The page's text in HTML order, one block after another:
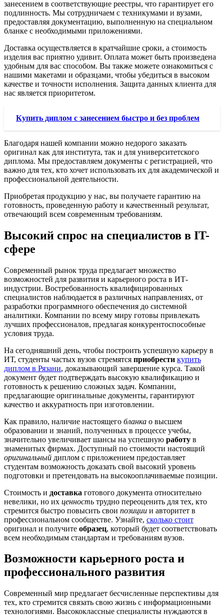
занесением в соответствующие реестры, что гарантирует его
подлинность. Мы сотрудничаем с техникумами и вузами,
предоставляя документацию, выполненную на специальном
бланке с необходимыми приложениями.
Доставка осуществляется в кратчайшие сроки, а стоимость
изделия вас приятно удивит. Оплата может быть произведена
удобным для вас способом. Вы также можете ознакомиться с
нашими макетами и образцами, чтобы убедиться в высоком
качестве и точности исполнения. Защита данных клиента для
нас является приоритетом.
Купить диплом с занесением быстро и без проблем
Благодаря нашей компании можно недорого заказать
оригинал как для института, так и для университетского
диплома. Мы предоставляем документы с регистрацией, что
важно для тех, кто хочет использовать их для академической и
профессиональной деятельности.
Приобретая продукцию у нас, вы получаете гарантию на
готовность, проведенную работу и качественный результат,
отвечающий всем современным требованиям.
Высокий спрос на специалистов в IT-
сфере
Современный рынок труда предлагает множество
возможностей для развития и карьерного роста в ИТ-
индустрии. Востребованность квалифицированных
специалистов наблюдается в различных направлениях, от
разработки программного обеспечения до системной
аналитики. Компании по всему миру готовы привлекать
лучших профессионалов, предлагая конкурентоспособные
условия труда.
На сегодняшний день, чтобы построить успешную карьеру в
ИТ, студенты частых вузов стремятся приобрести купить
диплом в Рязани, доказывающий завершение курса. Такой
документ будет подтверждать высокую квалификацию и
готовность к решению сложных задач. Компании,
предлагающие оригинальные документы, гарантируют
качество и аккуратность при изготовлении.
Как правило, наличие настоящего бланка о высшем
образовании и знаний, полученных в процессе учебы,
значительно увеличивает шансы на успешную работу в
знаменитых фирмах. Доступный по стоимости настоящий
оригинальный диплом с приложением предоставляет
студентам возможность доказать свой высокий уровень
подготовки и претендовать на высокооплачиваемые позиции.
Стоимость и доставка готового документа относительно
невелики, но их ценность трудно переоценить для тех, кто
стремится быстро повысить свои позиции и авторитет в
профессиональном сообществе. Узнайте, сколько стоит
оригинал и получите образец, который будет соответствовать
всем необходимым стандартам и требованиям вузов.
Возможности карьерного роста и
профессионального развития
Современный мир предлагает бесчисленные перспективы для
тех, кто стремится связать свою жизнь с информационными
технологиями. Высококлассные специалисты нуждаются в